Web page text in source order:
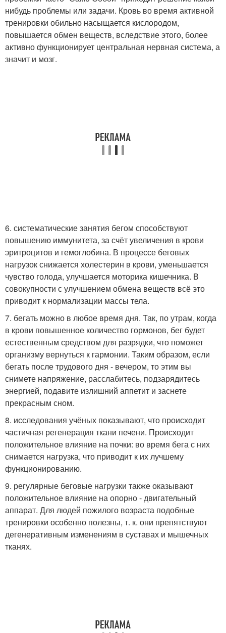
нибудь проблемы или задачи. Кровь во время активной
тренировки обильно насыщается кислородом,
повышается обмен веществ, вследствие этого, более
активно функционирует центральная нервная система, а
значит и мозг.
6. систематические занятия бегом способствуют
повышению иммунитета, за счёт увеличения в крови
эритроцитов и гемоглобина. В процессе беговых
нагрузок снижается холестерин в крови, уменьшается
чувство голода, улучшается моторика кишечника. В
совокупности с улучшением обмена веществ всё это
приводит к нормализации массы тела.
7. бегать можно в любое время дня. Так, по утрам, когда
в крови повышенное количество гормонов, бег будет
естественным средством для разрядки, что поможет
организму вернуться к гармонии. Таким образом, если
бегать после трудового дня - вечером, то этим вы
снимете напряжение, расслабитесь, подзарядитесь
энергией, подавите излишний аппетит и заснете
прекрасным сном.
8. исследования учёных показывают, что происходит
частичная регенерация ткани печени. Происходит
положительное влияние на почки: во время бега с них
снимается нагрузка, что приводит к их лучшему
функционированию.
9. регулярные беговые нагрузки также оказывают
положительное влияние на опорно - двигательный
аппарат. Для людей пожилого возраста подобные
тренировки особенно полезны, т. к. они препятствуют
дегенеративным изменениям в суставах и мышечных
тканях.